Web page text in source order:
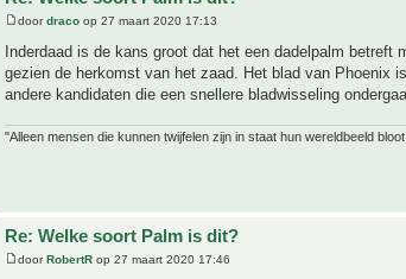
doordraco op 27 maart 2020 17:13
Inderdaad is de kans groot dat het een dadelpalm betreft
gezien de herkomst van het zaad. Het blad van Phoenix
andere kandidaten die een snellere bladwisseling
"Alleen mensen die kunnen twijfelen zijn in staat hun wereldbeeld
Re: Welke soort Palm is dit?
doorRobertR op 27 maart 2020 17:46